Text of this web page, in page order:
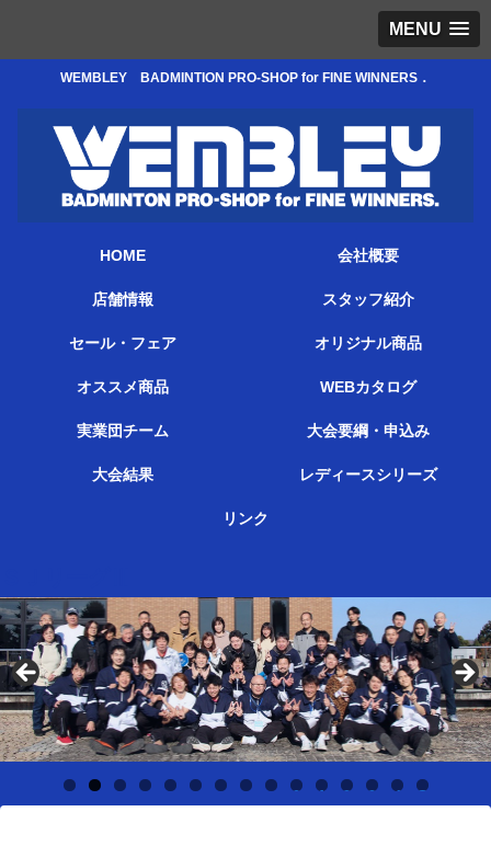
MENU
WEMBLEY BADMINTION PRO-SHOP for FINE WINNERS．
HOME 会社概要
店舗情報 スタッフ紹介
セール・フェア オリジナル商品
オススメ商品 WEBカタログ
実業団チーム 大会要綱・申込み
大会結果 レディースシリーズ
リンク
0 1 2 3 4 5